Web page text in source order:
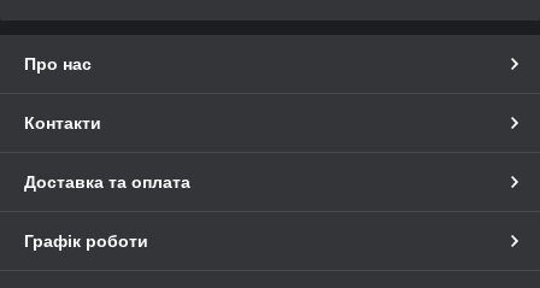
Про нас
Контакти
Доставка та оплата
Графік роботи